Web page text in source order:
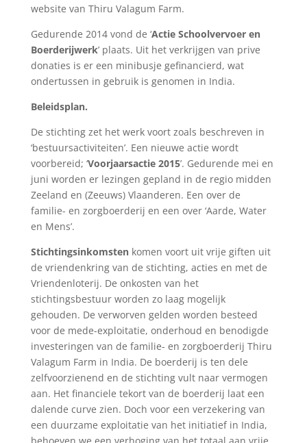
website van Thiru Valagum Farm.
Gedurende 2014 vond de ‘Actie Schoolvervoer en
Boerderijwerk’ plaats. Uit het verkrijgen van prive
donaties is er een minibusje gefinancierd, wat
ondertussen in gebruik is genomen in India.
Beleidsplan.
De stichting zet het werk voort zoals beschreven in
‘bestuursactiviteiten’. Een nieuwe actie wordt
voorbereid; ‘Voorjaarsactie 2015’. Gedurende mei en
juni worden er lezingen gepland in de regio midden
Zeeland en (Zeeuws) Vlaanderen. Een over de
familie- en zorgboerderij en een over ‘Aarde, Water
en Mens’.
Stichtingsinkomstenkomen voort uit vrije giften uit
de vriendenkring van de stichting, acties en met de
Vriendenloterij. De onkosten van het
stichtingsbestuur worden zo laag mogelijk
gehouden. De verworven gelden worden besteed
voor de mede-exploitatie, onderhoud en benodigde
investeringen van de familie- en zorgboerderij Thiru
Valagum Farm in India. De boerderij is ten dele
zelfvoorzienend en de stichting vult naar vermogen
aan. Het financiele tekort van de boerderij laat een
dalende curve zien. Doch voor een verzekering van
een duurzame exploitatie van het initiatief in India,